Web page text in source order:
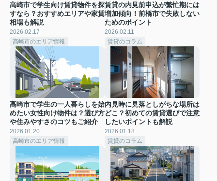
高崎市で学生向け賃貸物件を探
すなら？おすすめエリアや家賃
相場も解説
2026.02.17
高崎市のエリア情報
賃貸の内見前申込が繁忙期には
増加傾向！前橋市で失敗しない
ためのポイント
2026.02.11
賃貸のコラム
高崎市で学生の一人暮らしを始
めたい女性向け物件は？選び方
や住みやすさのコツもご紹介
2026.01.20
高崎市のエリア情報
内見時に見落としがちな場所は
どこ？初めての賃貸選びで注意
したいポイントも解説
2026.01.18
賃貸のコラム